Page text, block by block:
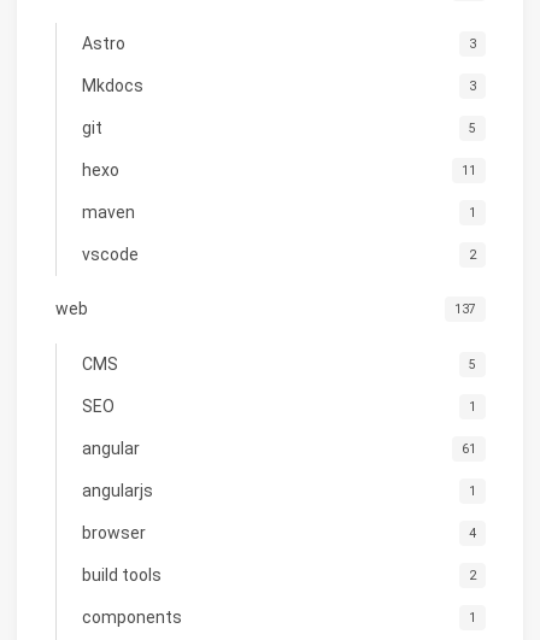
Astro 3
Mkdocs 3
git 5
hexo 11
maven 1
vscode 2
web 137
CMS 5
SEO 1
angular 61
angularjs 1
browser 4
build tools 2
components 1